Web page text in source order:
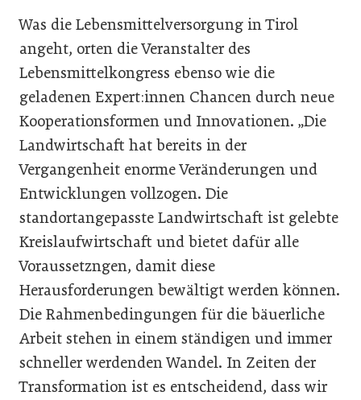
Was die Lebensmittelversorgung in Tirol
angeht, orten die Veranstalter des
Lebensmittelkongress ebenso wie die
geladenen Expert:innen Chancen durch neue
Kooperationsformen und Innovationen. „Die
Landwirtschaft hat bereits in der
Vergangenheit enorme Veränderungen und
Entwicklungen vollzogen. Die
standortangepasste Landwirtschaft ist gelebte
Kreislaufwirtschaft und bietet dafür alle
Voraussetzngen, damit diese
Herausforderungen bewältigt werden können.
Die Rahmenbedingungen für die bäuerliche
Arbeit stehen in einem ständigen und immer
schneller werdenden Wandel. In Zeiten der
Transformation ist es entscheidend, dass wir